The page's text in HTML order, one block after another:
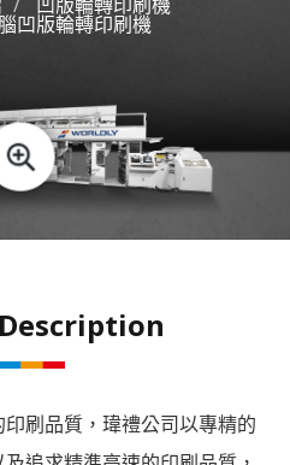
凹版輪轉印刷機
刷品質，瑋禮公司以專精的